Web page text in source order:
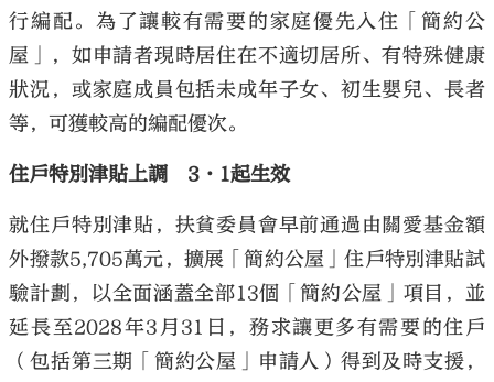
行編配。為了讓較有需要的家庭優先入住「簡約公
屋」，如申請者現時居住在不適切居所、有特殊健康
狀況，或家庭成員包括未成年子女、初生嬰兒、長者
等，可獲較高的編配優次。
住戶特別津貼上調 3·1起生效
就住戶特別津貼，扶貧委員會早前通過由關愛基金額
外撥款5,705萬元，擴展「簡約公屋」住戶特別津貼試
驗計劃，以全面涵蓋全部13個「簡約公屋」項目，並
延長至2028年3月31日，務求讓更多有需要的住戶
（包括第三期「簡約公屋」申請人）得到及時支援，